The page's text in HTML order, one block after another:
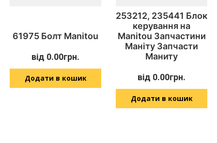
61975 Болт Manitou
від 0.00грн.
Додати в кошик
253212, 235441 Блок
керування на
Manitou Запчастини
Маніту Запчасти
Маниту
від 0.00грн.
Додати в кошик